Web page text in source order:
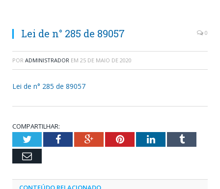
Lei de n° 285 de 89057 0
POR ADMINISTRADOR EM 25 DE MAIO DE 2020
Lei de n° 285 de 89057
COMPARTILHAR:
TwitterFacebookGoogle+PinterestLinkedInTumblr
Email